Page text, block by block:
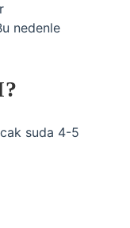
nedenle
suda 4-5